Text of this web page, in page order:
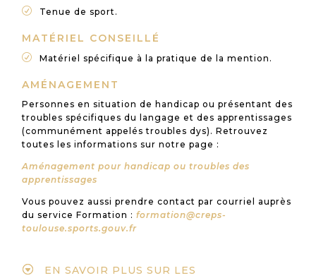
R Tenue de sport.
MATÉRIEL CONSEILLÉ
R Matériel spécifique à la pratique de la mention.
AMÉNAGEMENT
Personnes en situation de handicap ou présentant des
troubles spécifiques du langage et des apprentissages
(communément appelés troubles dys). Retrouvez
toutes les informations sur notre page :
Aménagement pour handicap ou troubles des
apprentissages
Vous pouvez aussi prendre contact par courriel auprès
du service Formation :formation@creps-
toulouse.sports.gouv.fr
EN SAVOIR PLUS SUR LES